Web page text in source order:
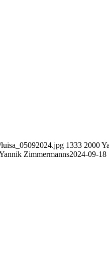
1333 2000
Zimmermanns2024-09-18